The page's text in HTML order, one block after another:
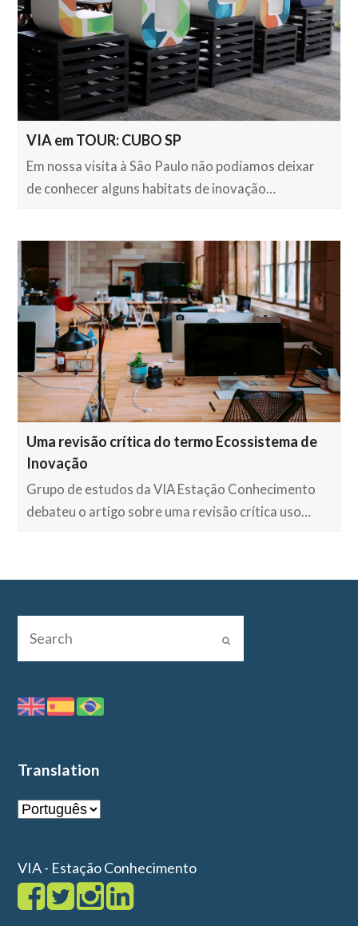
VIA em TOUR: CUBO SP
Em nossa visita à São Paulo não podíamos deixar
de conhecer alguns habitats de inovação…
Uma revisão crítica do termo Ecossistema de
Inovação
Grupo de estudos da VIA Estação Conhecimento
debateu o artigo sobre uma revisão crítica uso…
Translation
VIA - Estação Conhecimento